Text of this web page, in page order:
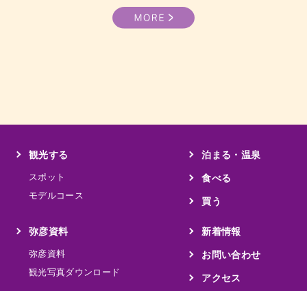
観光する
スポット
モデルコース
泊まる・温泉
食べる
買う
弥彦資料
弥彦資料
観光写真ダウンロード
新着情報
お問い合わせ
アクセス